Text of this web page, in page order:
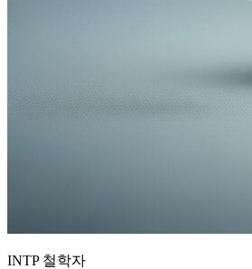
INTP 철학자